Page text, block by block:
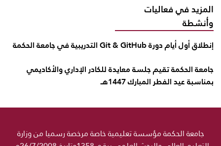
المزيد في فعاليات
وأنشطة
إنطلاق أول أيام دورة Git & GitHub التدريبية في جامعة الحكمة
جامعة الحكمة تقيم جلسة معايدة للكادر الإداري والأكاديمي
بمناسبة عيد الفطر المبارك 1447هـ
جامعة الحكمة مؤسسة تعليمية خاصة مرخصة رسميا من وزارة